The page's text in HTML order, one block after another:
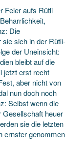
Feier aufs Rütli
Die
sie sich in der Rütli-
der Uneinsicht:
bleibt auf die
jetzt erst recht
aber nicht von
nun doch noch
Selbst wenn die
heuer
sie die letzten
ernster genommen